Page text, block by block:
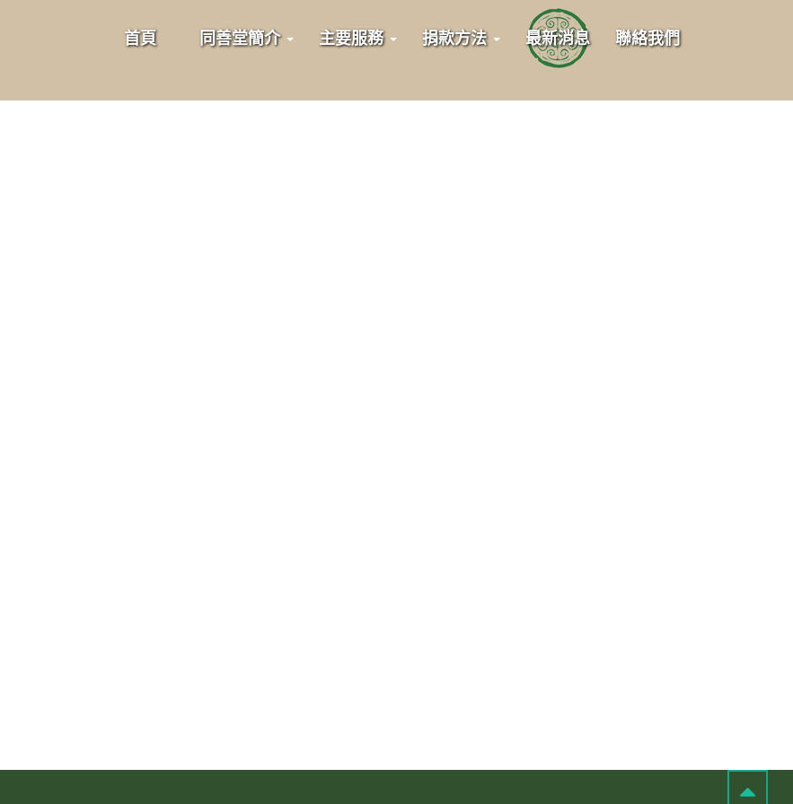
首頁 同善堂簡介 主要服務 捐款方法 最新消息 聯絡我們